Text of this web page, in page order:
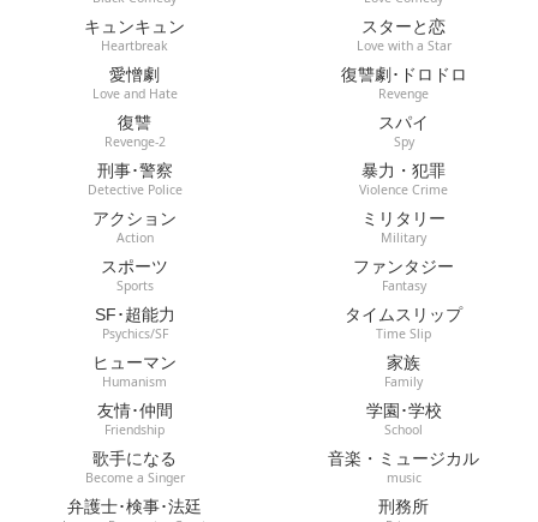
キュンキュン
Heartbreak
スターと恋
Love with a Star
愛憎劇
Love and Hate
復讐劇･ドロドロ
Revenge
復讐
Revenge-2
スパイ
Spy
刑事･警察
Detective Police
暴力・犯罪
Violence Crime
アクション
Action
ミリタリー
Military
スポーツ
Sports
ファンタジー
Fantasy
SF･超能力
Psychics/SF
タイムスリップ
Time Slip
ヒューマン
Humanism
家族
Family
友情･仲間
Friendship
学園･学校
School
歌手になる
Become a Singer
音楽・ミュージカル
music
弁護士･検事･法廷 刑務所